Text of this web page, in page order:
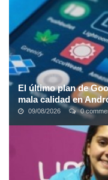
El último plan de
mala calidad en
09/08/2026 0
QueAndroid tiene un
no es ningún secreto a
apps inútiles, con ...